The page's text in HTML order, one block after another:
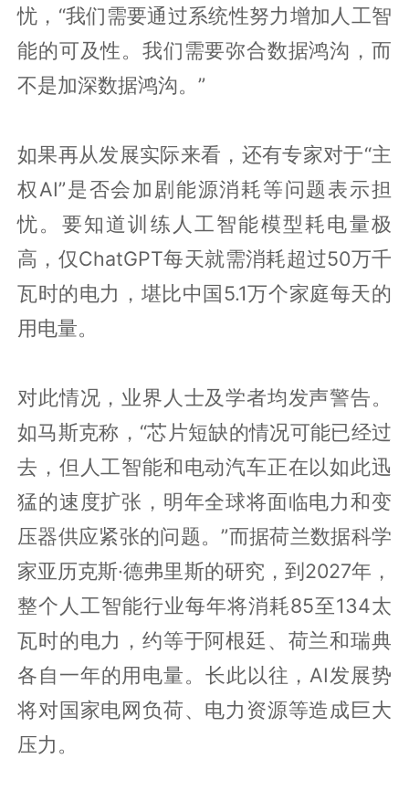
忧，“我们需要通过系统性努力增加人工智
能的可及性。我们需要弥合数据鸿沟，而
不是加深数据鸿沟。”
如果再从发展实际来看，还有专家对于“主
权AI”是否会加剧能源消耗等问题表示担
忧。要知道训练人工智能模型耗电量极
高，仅ChatGPT每天就需消耗超过50万千
瓦时的电力，堪比中国5.1万个家庭每天的
用电量。
对此情况，业界人士及学者均发声警告。
如马斯克称，“芯片短缺的情况可能已经过
去，但人工智能和电动汽车正在以如此迅
猛的速度扩张，明年全球将面临电力和变
压器供应紧张的问题。”而据荷兰数据科学
家亚历克斯·德弗里斯的研究，到2027年，
整个人工智能行业每年将消耗85至134太
瓦时的电力，约等于阿根廷、荷兰和瑞典
各自一年的用电量。长此以往，AI发展势
将对国家电网负荷、电力资源等造成巨大
压力。